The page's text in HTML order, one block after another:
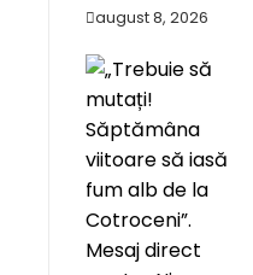
august 8, 2026